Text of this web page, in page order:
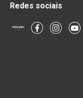
Redes sociais